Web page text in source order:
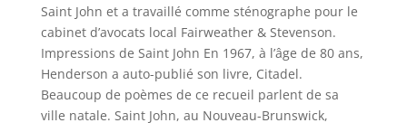
Saint John et a travaillé comme sténographe pour le
cabinet d’avocats local Fairweather & Stevenson.
Impressions de Saint John En 1967, à l’âge de 80 ans,
Henderson a auto-publié son livre, Citadel.
Beaucoup de poèmes de ce recueil parlent de sa
ville natale. Saint John, au Nouveau-Brunswick,